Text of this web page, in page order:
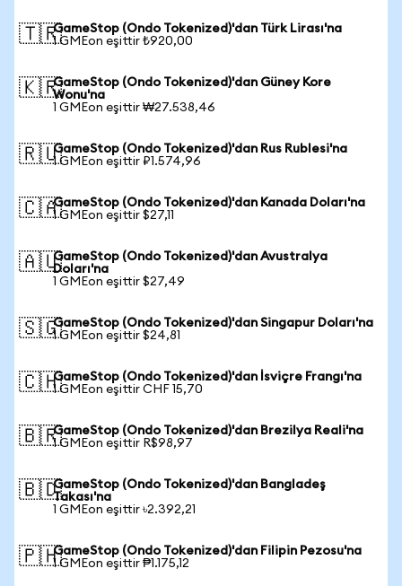
🇹🇷GameStop (Ondo Tokenized)'dan Türk Lirası'na
1 GMEon eşittir ₺920,00
🇰🇷GameStop (Ondo Tokenized)'dan Güney Kore
Wonu'na
1 GMEon eşittir ₩27.538,46
🇷🇺GameStop (Ondo Tokenized)'dan Rus Rublesi'na
1 GMEon eşittir ₽1.574,96
🇨🇦GameStop (Ondo Tokenized)'dan Kanada Doları'na
1 GMEon eşittir $27,11
🇦🇺GameStop (Ondo Tokenized)'dan Avustralya
Doları'na
1 GMEon eşittir $27,49
🇸🇬GameStop (Ondo Tokenized)'dan Singapur Doları'na
1 GMEon eşittir $24,81
🇨🇭GameStop (Ondo Tokenized)'dan İsviçre Frangı'na
1 GMEon eşittir CHF 15,70
🇧🇷GameStop (Ondo Tokenized)'dan Brezilya Reali'na
1 GMEon eşittir R$98,97
🇧🇩GameStop (Ondo Tokenized)'dan Bangladeş
Takası'na
1 GMEon eşittir ৳2.392,21
🇵🇭GameStop (Ondo Tokenized)'dan Filipin Pezosu'na
1 GMEon eşittir ₱1.175,12